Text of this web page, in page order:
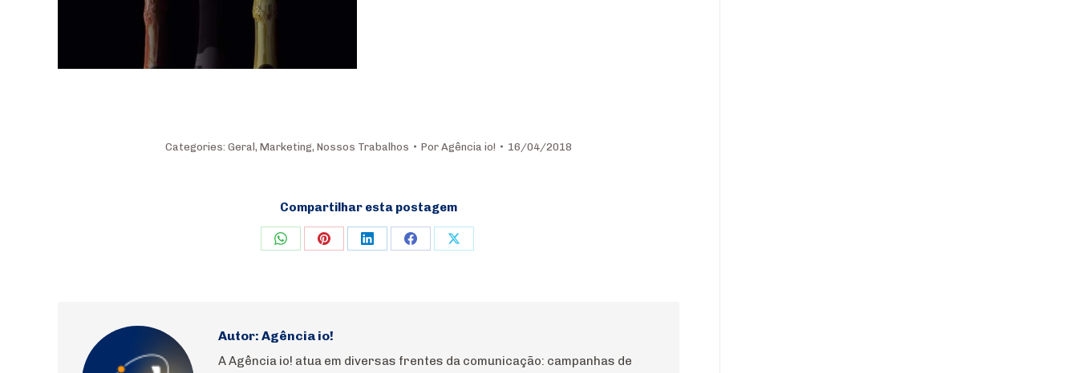
Categories: Geral , Marketing, Nossos Trabalhos Por Agência io! 16/04/2018
Compartilhar esta postagem
Share Share Share Share Share
Autor: Agência io!
A Agência io! atua em diversas frentes da comunicação: campanhas de